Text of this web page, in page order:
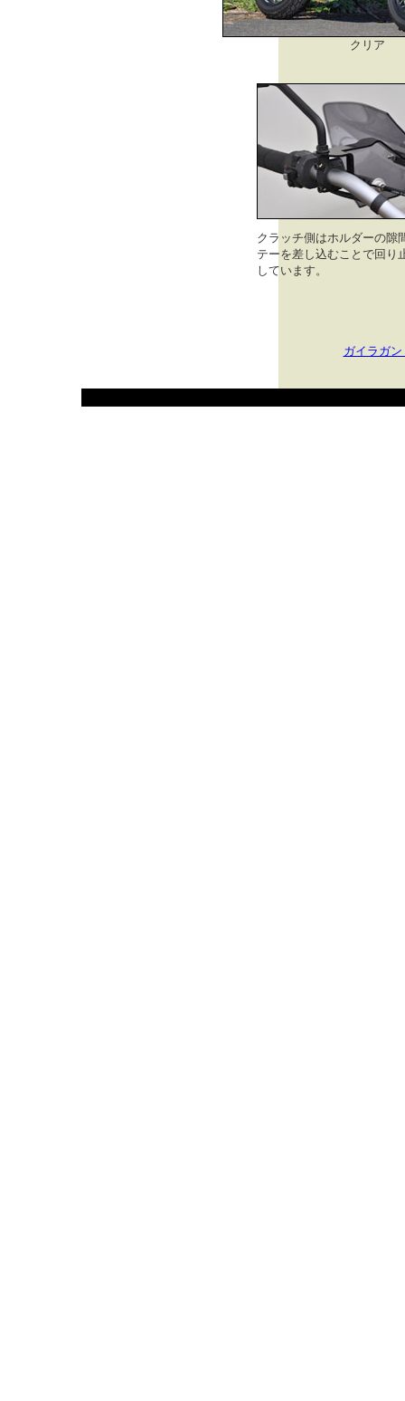
クリア
クラッチ側はホルダーの隙
テーを差し込むことで回り
しています。
ガイラガ